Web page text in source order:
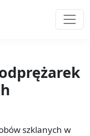
szklanych w